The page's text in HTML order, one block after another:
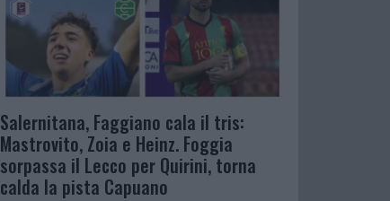
Salernitana, Faggiano cala il tris:
Mastrovito, Zoia e Heinz. Foggia
sorpassa il Lecco per Quirini, torna
calda la pista Capuano